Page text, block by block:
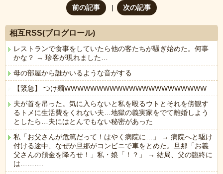
前の記事 次の記事
相互RSS(ブログロール)
レストランで食事をしていたら他の客たちが騒ぎ始めた。何事
かな？ → 珍客が現れました…
母の部屋から誰かいるような音がする
【緊急】 つけ麺WWWWWWWWWWWWWWWWWWWWWW
夫が首を吊った。気に入らないと私を殴るウトとそれを傍観す
るトメに生活費をくれない夫…地獄の義実家をでて離婚しよう
としたら…夫にはとんでもない秘密があった
私「お父さんが危篤だって！はやく病院に…」 → 病院へと駆け
付ける途中、なぜか旦那がコンビニで車をとめた。旦那「お義
父さんの預金を降ろせ！」私・娘「！？」 → 結局、父の臨終に
は……….